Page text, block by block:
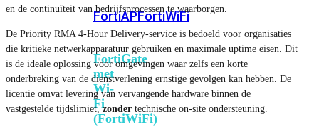
FortiAPFortiWiFi
FortiGate
met
Wi-
Fi
(FortiWiFi)
en de continuïteit van bedrijfsprocessen te waarborgen.
De Priority RMA 4-Hour Delivery-service is bedoeld voor organisaties
die kritieke netwerkapparatuur gebruiken en maximale uptime eisen. Dit
is de ideale oplossing voor omgevingen waar zelfs een korte
onderbreking van de dienstverlening ernstige gevolgen kan hebben. De
licentie omvat levering van vervangende hardware binnen de
vastgestelde tijdslimiet,zonder technische on-site ondersteuning.